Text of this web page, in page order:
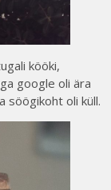
kööki,
google oli ära
söögikoht oli küll.